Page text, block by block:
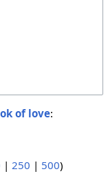
of love:
| 250 | 500)